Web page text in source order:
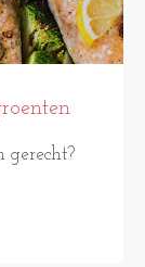
gerecht?